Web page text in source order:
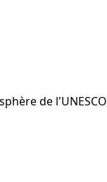
de l'UNESCO